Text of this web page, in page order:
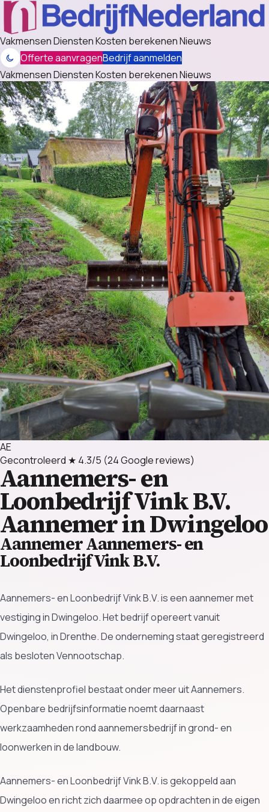
VakmensenDienstenKosten berekenenNieuws
Offerte aanvragenBedrijf aanmelden
VakmensenDienstenKosten berekenenNieuws
AE
Gecontroleerd ★ 4.3/5 (24 Google reviews)
Aannemers- en
Loonbedrijf Vink B.V.
Aannemer in Dwingeloo
Aannemer Aannemers- en
Loonbedrijf Vink B.V.
Aannemers- en Loonbedrijf Vink B.V. is een aannemer met
vestiging in Dwingeloo. Het bedrijf opereert vanuit
Dwingeloo, in Drenthe. De onderneming staat geregistreerd
als besloten Vennootschap.
Het dienstenprofiel bestaat onder meer uit Aannemers.
Openbare bedrijfsinformatie noemt daarnaast
werkzaamheden rond aannemersbedrijf in grond- en
loonwerken in de landbouw.
Aannemers- en Loonbedrijf Vink B.V. is gekoppeld aan
Dwingeloo en richt zich daarmee op opdrachten in de eigen